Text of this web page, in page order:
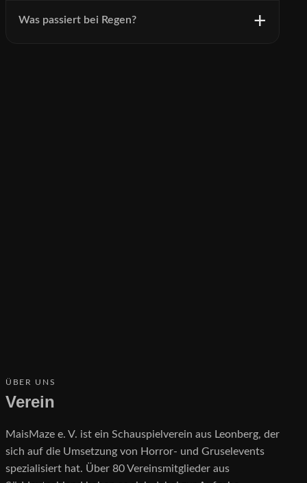
Was passiert bei Regen?
ÜBER UNS
Verein
MaisMaze e. V. ist ein Schauspielverein aus Leonberg, der
sich auf die Umsetzung von Horror- und Gruselevents
spezialisiert hat. Über 80 Vereinsmitglieder aus